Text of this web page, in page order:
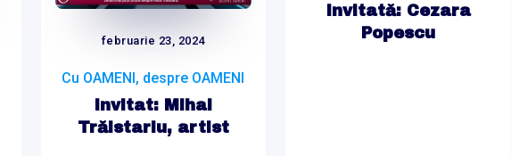
februarie 23, 2024
Cu OAMENI, despre OAMENI
Invitat: Mihai
Trăistariu, artist
Invitată: Cezara
Popescu